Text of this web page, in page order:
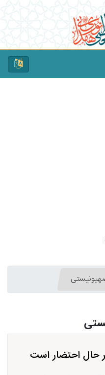
احتضار است